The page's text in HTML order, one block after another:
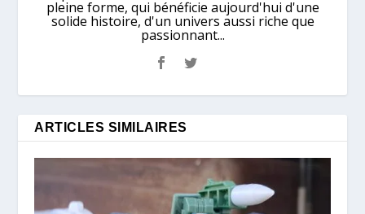
pleine forme, qui bénéficie aujourd'hui d'une
solide histoire, d'un univers aussi riche que
passionnant...
ARTICLES SIMILAIRES